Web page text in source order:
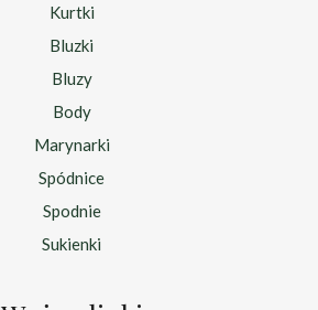
Kurtki
Bluzki
Bluzy
Body
Marynarki
Spódnice
Spodnie
Sukienki